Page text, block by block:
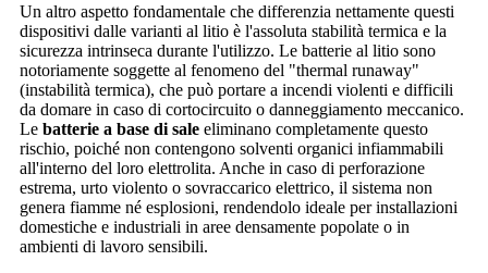
Un altro aspetto fondamentale che differenzia nettamente questi
dispositivi dalle varianti al litio è l'assoluta stabilità termica e la
sicurezza intrinseca durante l'utilizzo. Le batterie al litio sono
notoriamente soggette al fenomeno del "thermal runaway"
(instabilità termica), che può portare a incendi violenti e difficili
da domare in caso di cortocircuito o danneggiamento meccanico.
Le batterie a base di sale eliminano completamente questo
rischio, poiché non contengono solventi organici infiammabili
all'interno del loro elettrolita. Anche in caso di perforazione
estrema, urto violento o sovraccarico elettrico, il sistema non
genera fiamme né esplosioni, rendendolo ideale per installazioni
domestiche e industriali in aree densamente popolate o in
ambienti di lavoro sensibili.